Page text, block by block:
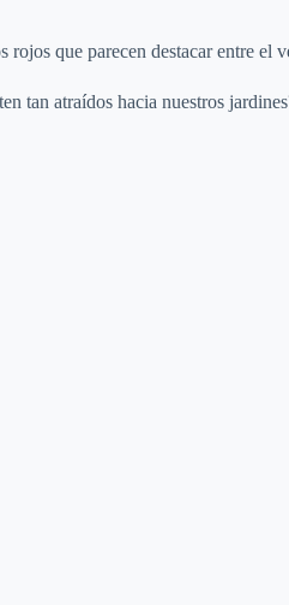
i
que parecen destacar entre el
tan atraídos hacia nuestros